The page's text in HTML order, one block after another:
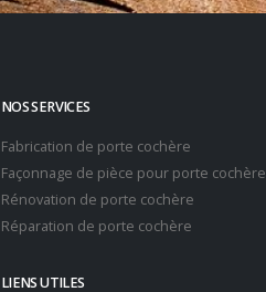
NOS SERVICES
Fabrication de porte cochère
Façonnage de pièce pour porte cochère
Rénovation de porte cochère
Réparation de porte cochère
LIENS UTILES